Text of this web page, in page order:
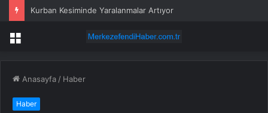
Kurban Kesiminde Yaralanmalar Artıyor
Menü
Anasayfa / Haber
Haber